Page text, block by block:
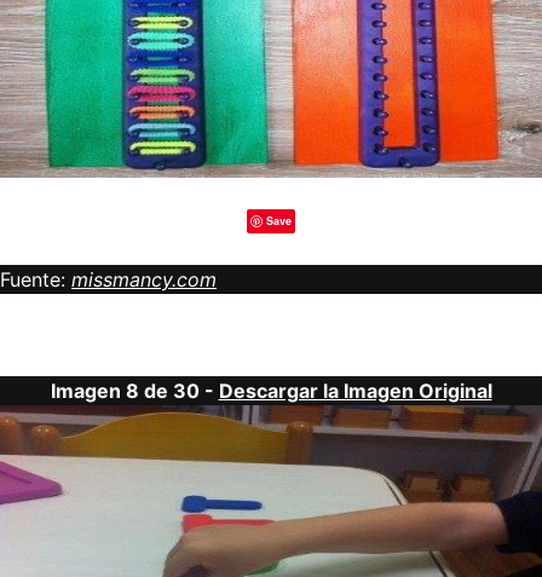
Save
Fuente: missmancy.com
Imagen 8 de 30 - Descargar la Imagen Original